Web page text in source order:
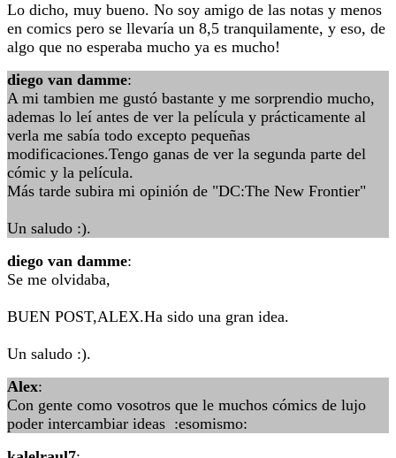
Lo dicho, muy bueno. No soy amigo de las notas y menos
en comics pero se llevaría un 8,5 tranquilamente, y eso, de
algo que no esperaba mucho ya es mucho!
diego van damme:
A mi tambien me gustó bastante y me sorprendio mucho,
ademas lo leí antes de ver la película y prácticamente al
verla me sabía todo excepto pequeñas
modificaciones.Tengo ganas de ver la segunda parte del
cómic y la película.
Más tarde subira mi opinión de "DC:The New Frontier"
Un saludo :).
diego van damme:
Se me olvidaba,
BUEN POST,ALEX.Ha sido una gran idea.
Un saludo :).
Alex:
Con gente como vosotros que le muchos cómics de lujo
poder intercambiar ideas :esomismo: